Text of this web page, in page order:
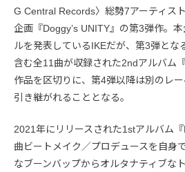
G Central Records〉総勢7アーティス
企画『Doggy’s UNITY』の第3弾作。
ルを発表しているIKEだが、第3弾とな
含む全11曲が収録された2ndアルバム
作品を区切りに、第4弾以降は別のレ
引き継がれることとなる。
2021年にリリースされた1stアルバム
曲ビートメイク／プロデュースを自身
なブーンバップからオルタナティブな